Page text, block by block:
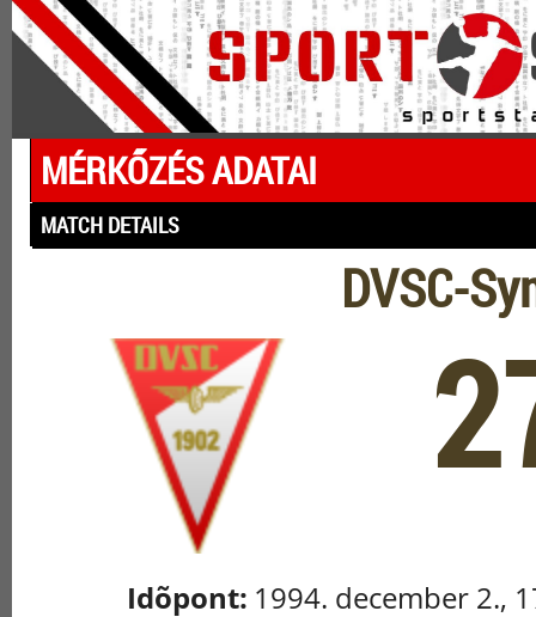
MÉRKŐZÉS ADATAI
MATCH DETAILS
DVSC-
Idõpont: 1994. december 2.,